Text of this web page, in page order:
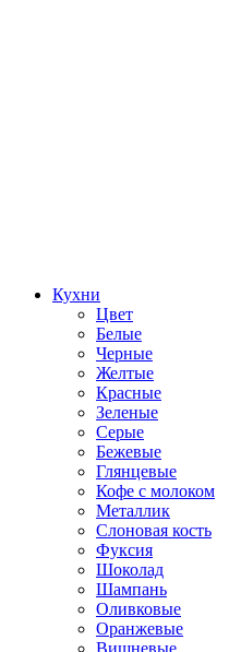
Кухни
Цвет
Белые
Черные
Желтые
Красные
Зеленые
Серые
Бежевые
Глянцевые
Кофе с молоком
Металлик
Слоновая кость
Фуксия
Шоколад
Шампань
Оливковые
Оранжевые
Вишневые